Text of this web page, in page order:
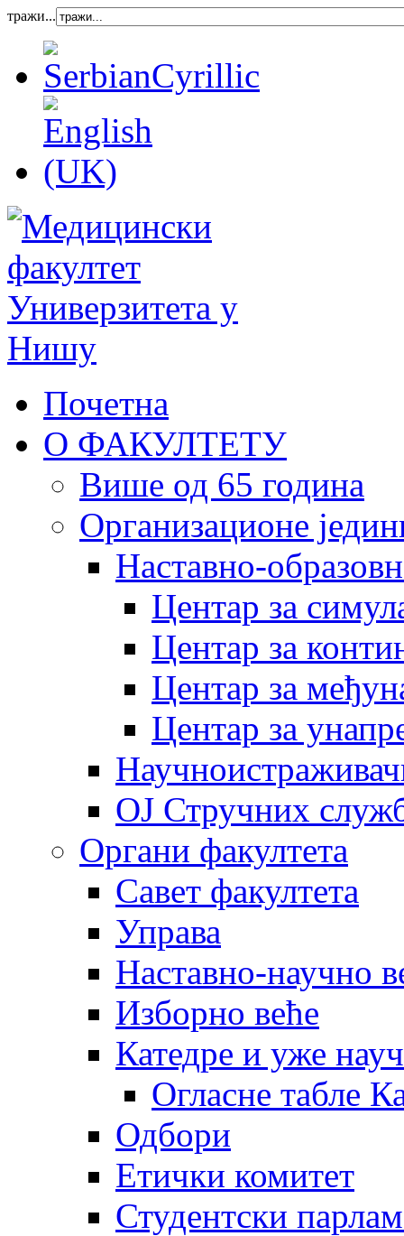
тражи...
Почетна
О ФАКУЛТЕТУ
Више од 65 година
Организационе
Наставно-
Центар за
Центар за
Центар за
Центар за
OJ Стручних
Органи факултета
Савет факултета
Управа
Наставно-научно
Изборно веће
Катедре и уже
Огласне табле
Одбори
Етички комитет
Студентски